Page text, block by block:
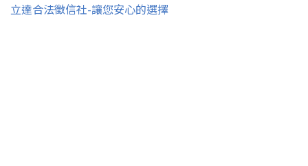
立達合法徵信社-讓您安心的選擇